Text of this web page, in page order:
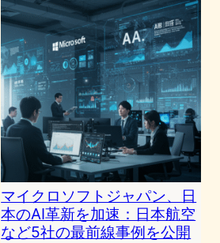
マイクロソフトジャパン、日
本のAI革新を加速：日本航空
など5社の最前線事例を公開